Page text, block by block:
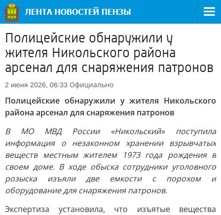
Полицейские обнаружили у
жителя Никольского района
арсенал для снаряжения патронов
2 июня 2026, 06:33 Официально
Полицейские обнаружили у жителя Никольского
района арсенал для снаряжения патронов
В МО МВД России «Никольский» поступила
информация о незаконном хранении взрывчатых
веществ местным жителем 1973 года рождения в
своем доме. В ходе обыска сотрудники уголовного
розыска изъяли две емкости с порохом и
оборудование для снаряжения патронов.
Экспертиза установила, что изъятые вещества